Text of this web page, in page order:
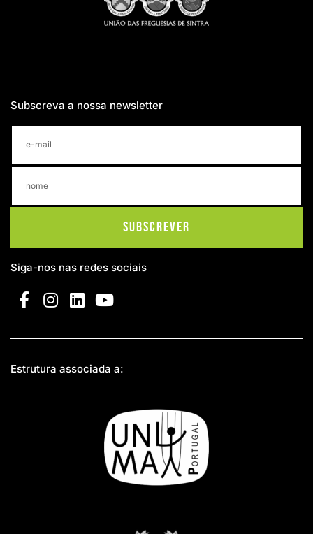
Subscreva a nossa newsletter
Subscrever
Siga-nos nas redes sociais
Estrutura associada a: